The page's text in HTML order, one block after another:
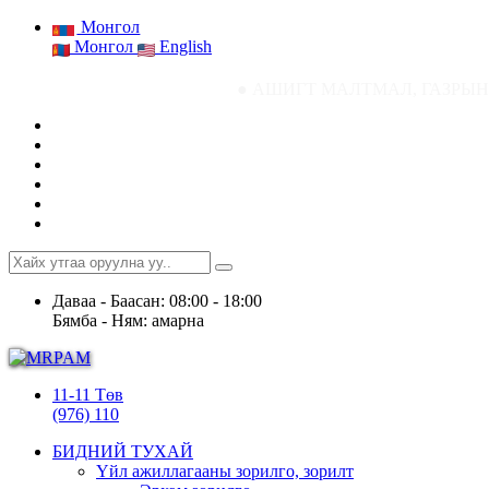
Монгол
Монгол
English
Даваа - Баасан: 08:00 - 18:00
Бямба - Ням: амарна
11-11 Төв
(976) 110
БИДНИЙ ТУХАЙ
Үйл ажиллагааны зорилго, зорилт